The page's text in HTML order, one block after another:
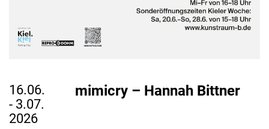
16.06.
- 3.07.
2026
mimicry – Hannah Bittner